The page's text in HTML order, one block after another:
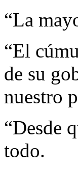
“La
“El
de su
nuestro
“Desde
todo.